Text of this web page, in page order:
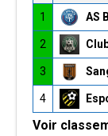
1 AS
2
3
4
Voir